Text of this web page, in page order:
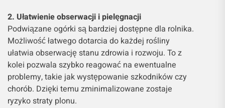
2. Ułatwienie obserwacji i pielęgnacji
Podwiązane ogórki są bardziej dostępne dla rolnika.
Możliwość łatwego dotarcia do każdej rośliny
ułatwia obserwację stanu zdrowia i rozwoju. To z
kolei pozwala szybko reagować na ewentualne
problemy, takie jak występowanie szkodników czy
chorób. Dzięki temu zminimalizowane zostaje
ryzyko straty plonu.